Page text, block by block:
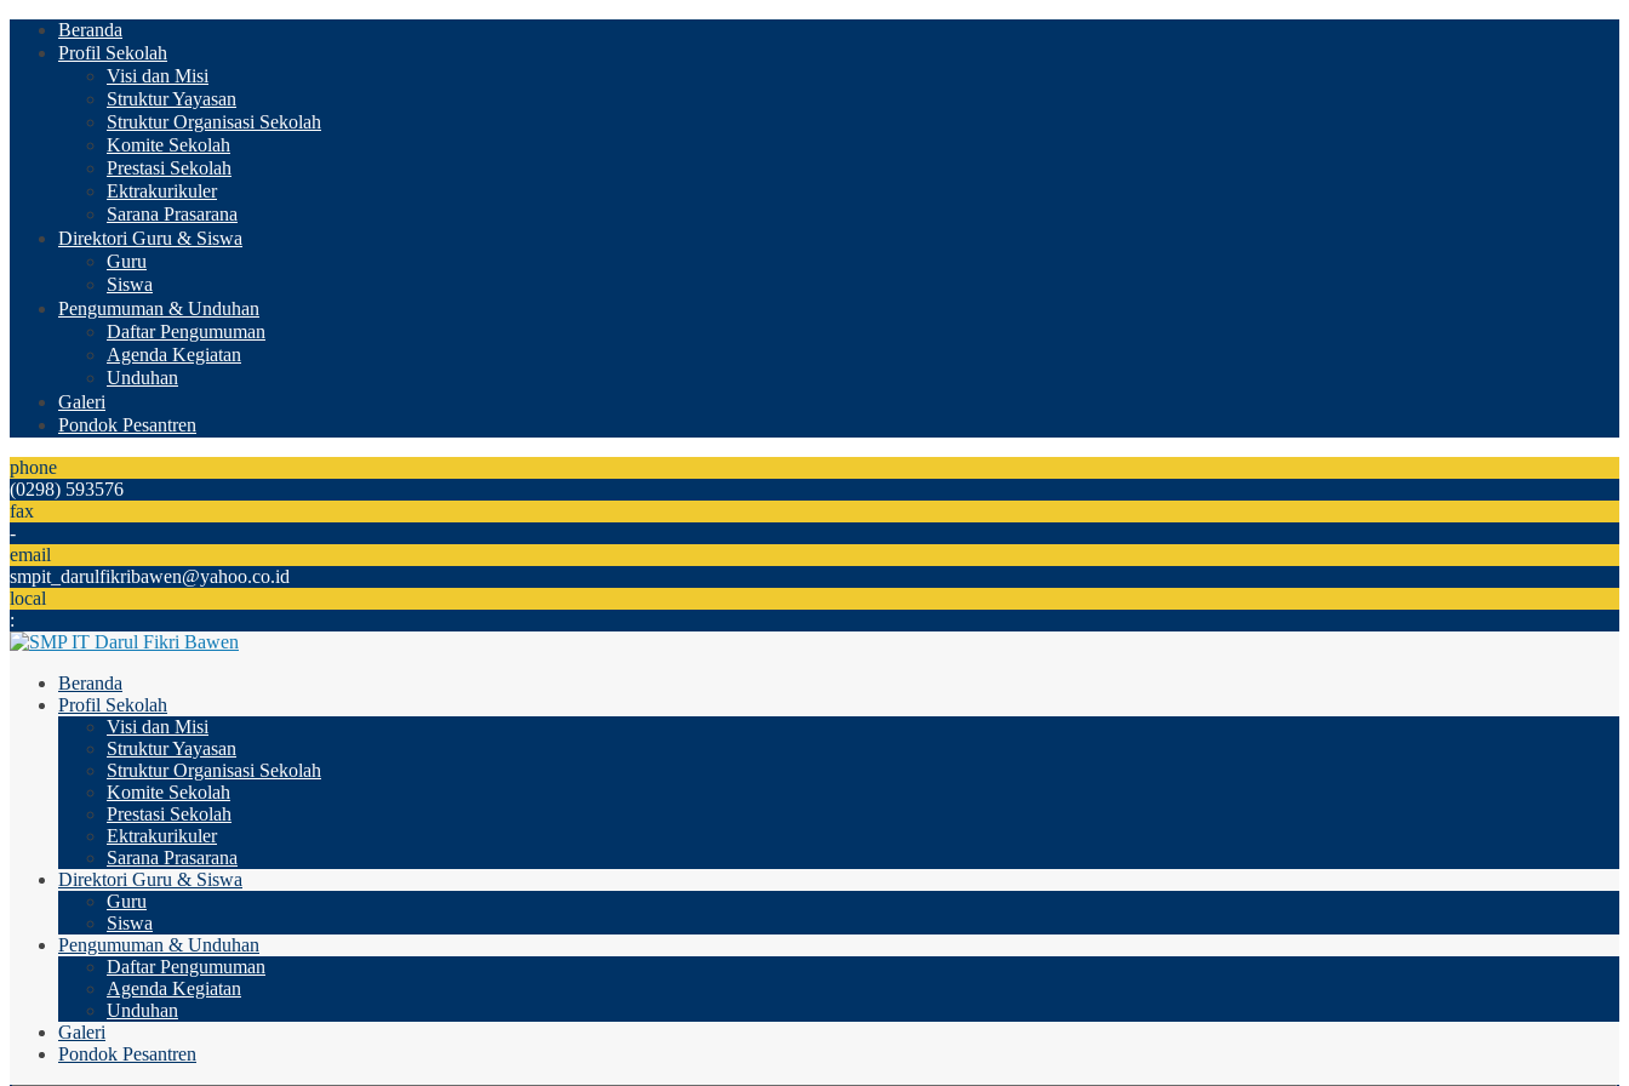
Beranda
Profil Sekolah
Visi dan Misi
Struktur Yayasan
Struktur Organisasi Sekolah
Komite Sekolah
Prestasi Sekolah
Ektrakurikuler
Sarana Prasarana
Direktori Guru & Siswa
Guru
Siswa
Pengumuman & Unduhan
Daftar Pengumuman
Agenda Kegiatan
Unduhan
Galeri
Pondok Pesantren
phone
(0298) 593576
fax
-
email
smpit_darulfikribawen@yahoo.co.id
local
:
Beranda
Profil Sekolah
Visi dan Misi
Struktur Yayasan
Struktur Organisasi Sekolah
Komite Sekolah
Prestasi Sekolah
Ektrakurikuler
Sarana Prasarana
Direktori Guru & Siswa
Guru
Siswa
Pengumuman & Unduhan
Daftar Pengumuman
Agenda Kegiatan
Unduhan
Galeri
Pondok Pesantren